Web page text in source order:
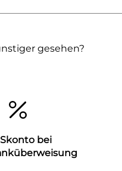
gesehen?
Skonto bei